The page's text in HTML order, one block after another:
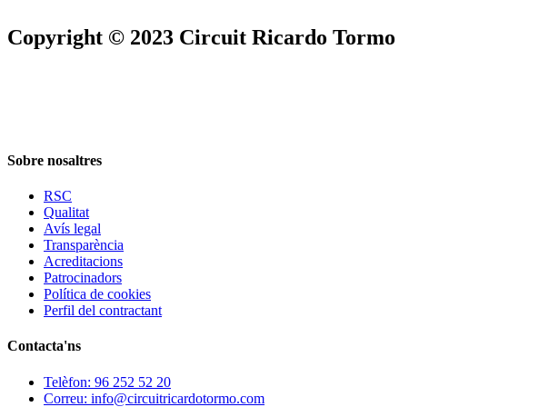
Copyright © 2023 Circuit Ricardo Tormo
Sobre nosaltres
RSC
Qualitat
Avís legal
Transparència
Acreditacions
Patrocinadors
Política de cookies
Perfil del contractant
Contacta'ns
Telèfon: 96 252 52 20
Correu: info@circuitricardotormo.com